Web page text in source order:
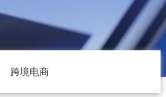
跨境电商